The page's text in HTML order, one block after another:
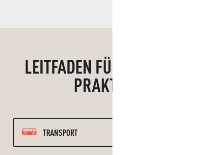
LEITFADEN FÜR BEWÄHRTE
PRAKTIKEN
TRANSPORT